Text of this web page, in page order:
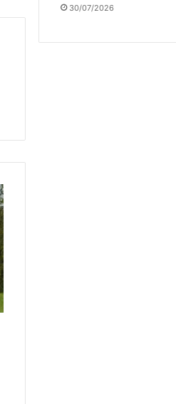
30/07/2026